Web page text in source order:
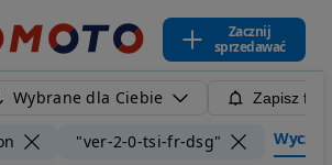
Zacznij
sprzedawać
Wybrane dla Ciebie Zapisz
"ver-2-0-tsi-fr-dsg"